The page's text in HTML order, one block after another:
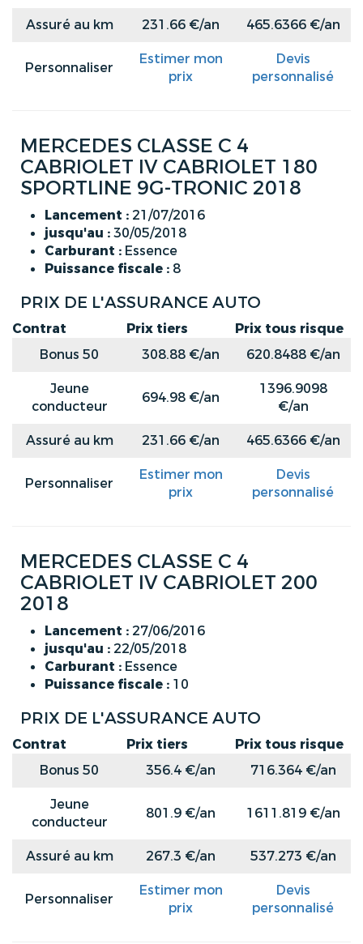
Assuré au km
231.66 €/an 465.6366 €/an
Personnaliser
Estimer mon
prix
Devis
personnalisé
MERCEDES CLASSE C 4
CABRIOLET IV CABRIOLET 180
SPORTLINE 9G-TRONIC 2018
Lancement : 21/07/2016
jusqu'au :30/05/2018
Carburant : Essence
Puissance fiscale : 8
PRIX DE L'ASSURANCE AUTO
Contrat Prix tiers
Prix tous risque
Bonus 50
308.88 €/an
620.8488 €/an
Jeune
conducteur
694.98 €/an
1396.9098
€/an
Assuré au km
231.66 €/an 465.6366 €/an
Personnaliser
Estimer mon
prix
Devis
personnalisé
MERCEDES CLASSE C 4
CABRIOLET IV CABRIOLET 200
2018
Lancement : 27/06/2016
jusqu'au : 22/05/2018
Carburant : Essence
Puissance fiscale : 10
PRIX DE L'ASSURANCE AUTO
Contrat Prix tiers
Prix tous risque
Bonus 50
356.4 €/an
716.364 €/an
Jeune
conducteur
801.9 €/an 1611.819 €/an
Assuré au km 267.3 €/an 537.273 €/an
Personnaliser
Estimer mon
prix
Devis
personnalisé